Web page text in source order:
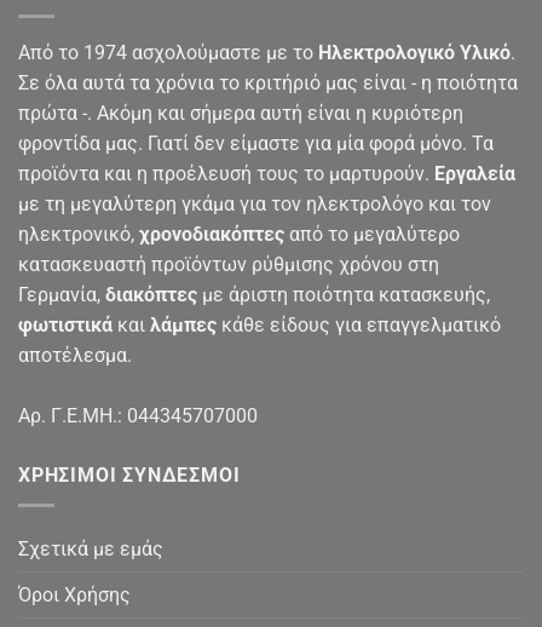
Από το 1974 ασχολούμαστε με το Ηλεκτρολογικό Υλικό.
Σε όλα αυτά τα χρόνια το κριτήριό μας είναι - η ποιότητα
πρώτα -. Ακόμη και σήμερα αυτή είναι η κυριότερη
φροντίδα μας. Γιατί δεν είμαστε για μία φορά μόνο. Τα
προϊόντα και η προέλευσή τους το μαρτυρούν. Εργαλεία
με τη μεγαλύτερη γκάμα για τον ηλεκτρολόγο και τον
ηλεκτρονικό, χρονοδιακόπτες από το μεγαλύτερο
κατασκευαστή προϊόντων ρύθμισης χρόνου στη
Γερμανία, διακόπτες με άριστη ποιότητα κατασκευής,
φωτιστικά και λάμπες κάθε είδους για επαγγελματικό
αποτέλεσμα.
Αρ. Γ.Ε.ΜΗ.: 044345707000
ΧΡΉΣΙΜΟΙ ΣΎΝΔΕΣΜΟΙ
Σχετικά με εμάς
Όροι Χρήσης